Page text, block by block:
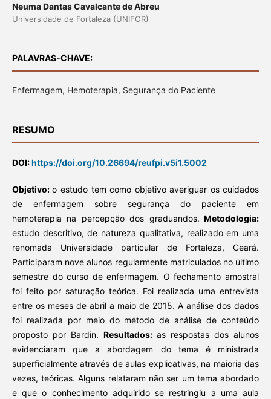
Neuma Dantas Cavalcante de Abreu
Universidade de Fortaleza (UNIFOR)
PALAVRAS-CHAVE:
Enfermagem, Hemoterapia, Segurança do Paciente
RESUMO
DOI:https://doi.org/10.26694/reufpi.v5i1.5002
Objetivo:o estudo tem como objetivo averiguar os cuidados
de enfermagem sobre segurança do paciente em
hemoterapia na percepção dos graduandos. Metodologia:
estudo descritivo, de natureza qualitativa, realizado em uma
renomada Universidade particular de Fortaleza, Ceará.
Participaram nove alunos regularmente matriculados no último
semestre do curso de enfermagem. O fechamento amostral
foi feito por saturação teórica. Foi realizada uma entrevista
entre os meses de abril a maio de 2015. A análise dos dados
foi realizada por meio do método de análise de conteúdo
proposto por Bardin. Resultados:as respostas dos alunos
evidenciaram que a abordagem do tema é ministrada
superficialmente através de aulas explicativas, na maioria das
vezes, teóricas. Alguns relataram não ser um tema abordado
e que o conhecimento adquirido se restringiu a uma aula